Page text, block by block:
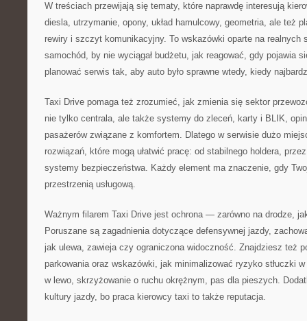
W treściach przewijają się tematy, które naprawdę interesują
diesla, utrzymanie, opony, układ hamulcowy, geometria, ale też
rewiry i szczyt komunikacyjny. To wskazówki oparte na realnych
samochód, by nie wyciągał budżetu, jak reagować, gdy pojawia
planować serwis tak, aby auto było sprawne wtedy, kiedy
Taxi Drive pomaga też zrozumieć, jak zmienia się sektor
nie tylko centrala, ale także systemy do zleceń, karty i BLIK,
pasażerów związane z komfortem. Dlatego w serwisie dużo
rozwiązań, które mogą ułatwić pracę: od stabilnego holdera,
systemy bezpieczeństwa. Każdy element ma znaczenie, gdy
przestrzenią usługową.
Ważnym filarem Taxi Drive jest ochrona — zarówno na drodze,
Poruszane są zagadnienia dotyczące defensywnej jazdy,
jak ulewa, zawieja czy ograniczona widoczność. Znajdziesz też
parkowania oraz wskazówki, jak minimalizować ryzyko stłuczki
w lewo, skrzyżowanie o ruchu okrężnym, pas dla pieszych.
kultury jazdy, bo praca kierowcy taxi to także reputacja.